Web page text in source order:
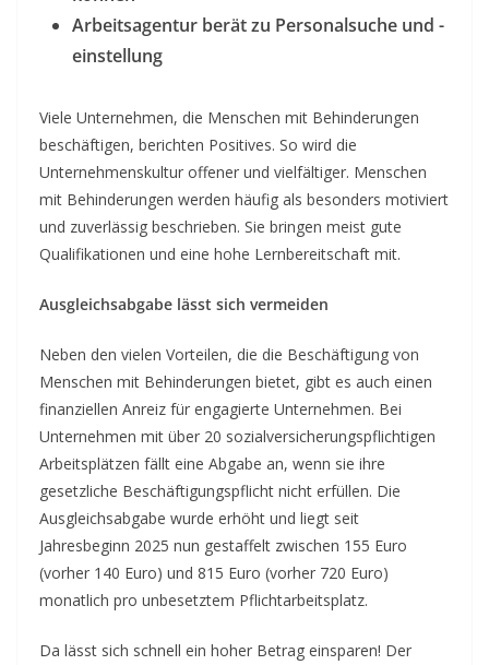
Arbeitsagentur berät zu Personalsuche und -
einstellung
Viele Unternehmen, die Menschen mit Behinderungen
beschäftigen, berichten Positives. So wird die
Unternehmenskultur offener und vielfältiger. Menschen
mit Behinderungen werden häufig als besonders motiviert
und zuverlässig beschrieben. Sie bringen meist gute
Qualifikationen und eine hohe Lernbereitschaft mit.
Ausgleichsabgabe lässt sich vermeiden
Neben den vielen Vorteilen, die die Beschäftigung von
Menschen mit Behinderungen bietet, gibt es auch einen
finanziellen Anreiz für engagierte Unternehmen. Bei
Unternehmen mit über 20 sozialversicherungspflichtigen
Arbeitsplätzen fällt eine Abgabe an, wenn sie ihre
gesetzliche Beschäftigungspflicht nicht erfüllen. Die
Ausgleichsabgabe wurde erhöht und liegt seit
Jahresbeginn 2025 nun gestaffelt zwischen 155 Euro
(vorher 140 Euro) und 815 Euro (vorher 720 Euro)
monatlich pro unbesetztem Pflichtarbeitsplatz.
Da lässt sich schnell ein hoher Betrag einsparen! Der